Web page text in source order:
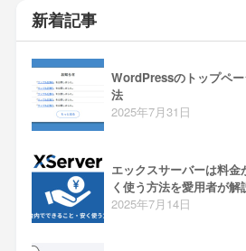
新着記事
WordPressのトップペ
法
2025年7月31日
エックスサーバーは料
く使う方法を愛用者が解
2025年7月14日